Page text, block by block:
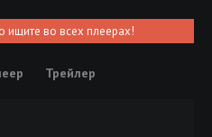
ищите во всех плеерах!
Трейлер